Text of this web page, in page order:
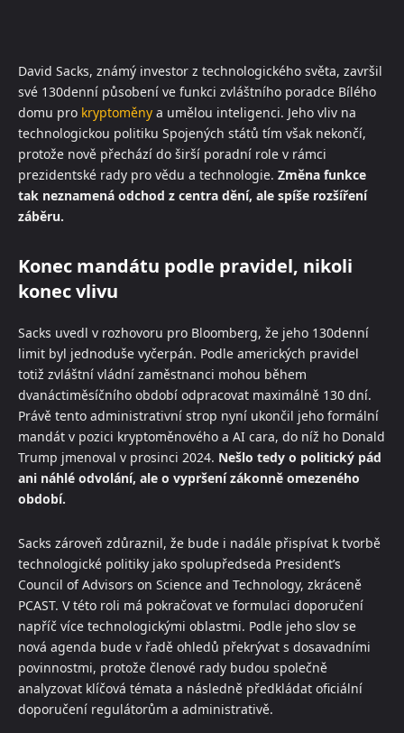
David Sacks, známý investor z technologického světa, završil
své 130denní působení ve funkci zvláštního poradce Bílého
domu pro kryptoměny a umělou inteligenci. Jeho vliv na
technologickou politiku Spojených států tím však nekončí,
protože nově přechází do širší poradní role v rámci
prezidentské rady pro vědu a technologie. Změna funkce
tak neznamená odchod z centra dění, ale spíše rozšíření
záběru.
Konec mandátu podle pravidel, nikoli
konec vlivu
Sacks uvedl v rozhovoru pro Bloomberg, že jeho 130denní
limit byl jednoduše vyčerpán. Podle amerických pravidel
totiž zvláštní vládní zaměstnanci mohou během
dvanáctiměsíčního období odpracovat maximálně 130 dní.
Právě tento administrativní strop nyní ukončil jeho formální
mandát v pozici kryptoměnového a AI cara, do níž ho Donald
Trump jmenoval v prosinci 2024. Nešlo tedy o politický pád
ani náhlé odvolání, ale o vypršení zákonně omezeného
období.
Sacks zároveň zdůraznil, že bude i nadále přispívat k tvorbě
technologické politiky jako spolupředseda President’s
Council of Advisors on Science and Technology, zkráceně
PCAST. V této roli má pokračovat ve formulaci doporučení
napříč více technologickými oblastmi. Podle jeho slov se
nová agenda bude v řadě ohledů překrývat s dosavadními
povinnostmi, protože členové rady budou společně
analyzovat klíčová témata a následně předkládat oficiální
doporučení regulátorům a administrativě.